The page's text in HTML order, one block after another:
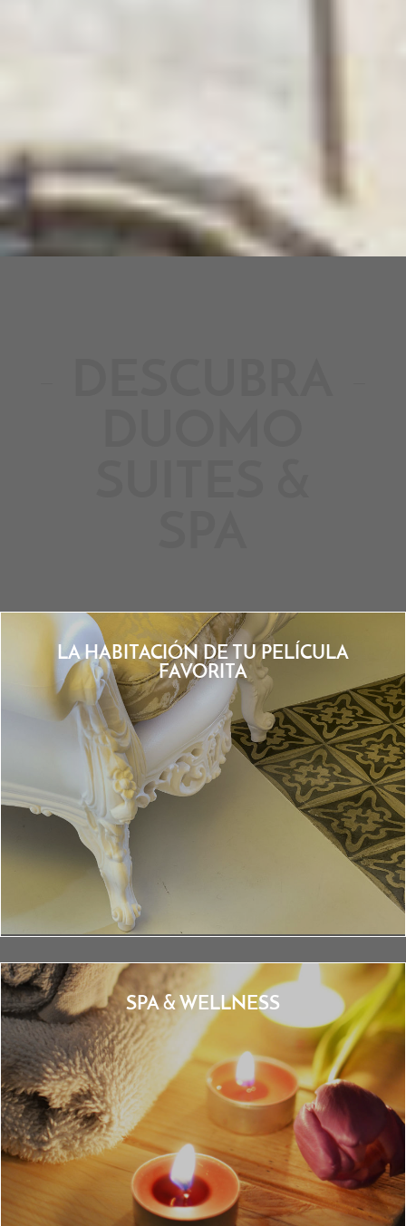
LA HABITACIÓN DE TU PELÍCULA
FAVORITA
SPA & WELLNESS